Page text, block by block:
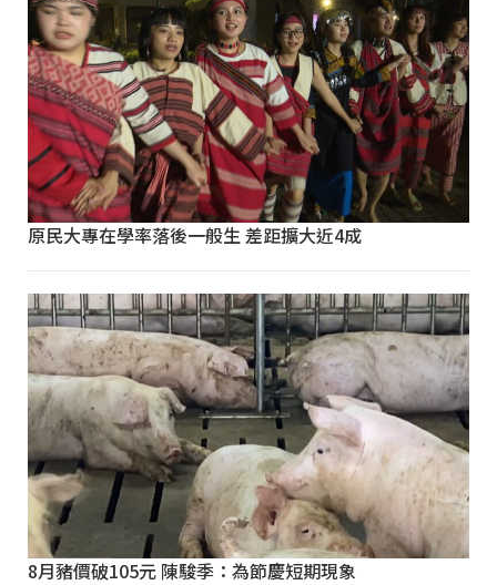
原民大專在學率落後一般生 差距擴大近4成
8月豬價破105元 陳駿季：為節慶短期現象